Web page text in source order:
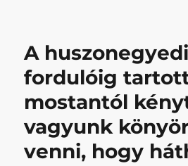
A
fordulóig
mostantól
vagyunk
venni, hogy